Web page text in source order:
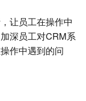
让员工在操作中
深员工对CRM系
作中遇到的问